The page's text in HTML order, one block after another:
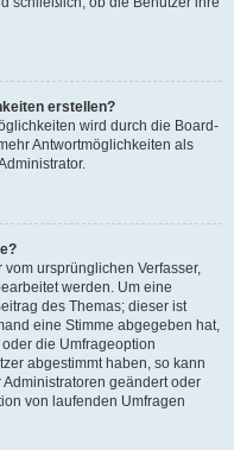
erstellen?
wird durch die Board-
Antwortmöglichkeiten als
ursprünglichen Verfasser,
werden. Um eine
des Themas; dieser ist
eine Stimme abgegeben hat,
die Umfrageoption
abgestimmt haben, so kann
geändert oder
von laufenden Umfragen